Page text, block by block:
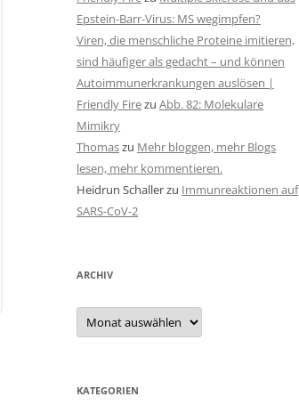
Epstein-Barr-Virus: MS wegimpfen?
Viren, die menschliche Proteine imitieren,
sind häufiger als gedacht – und können
Autoimmunerkrankungen auslösen |
Friendly Firezu Abb. 82: Molekulare
Mimikry
Thomaszu Mehr bloggen, mehr Blogs
lesen, mehr kommentieren.
Heidrun Schallerzu Immunreaktionen auf
SARS-CoV-2
ARCHIV
Archiv
KATEGORIEN